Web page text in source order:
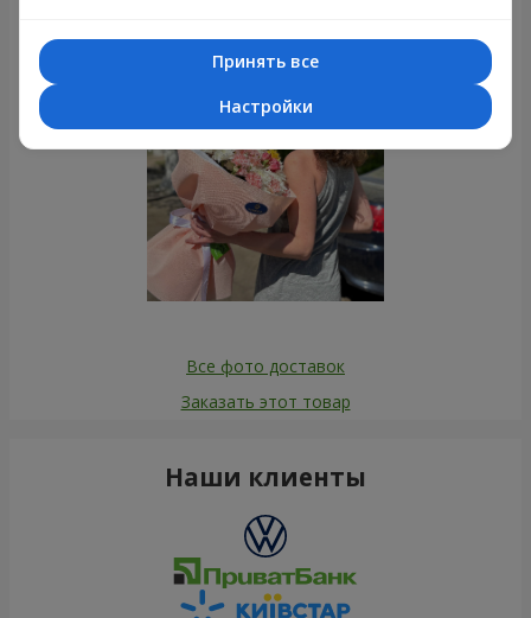
Все фото доставок
Заказать этот товар
Наши клиенты
Принять все
Настройки